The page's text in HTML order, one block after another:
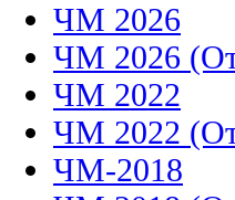
ЧМ 2026
ЧМ 2026
ЧМ 2022
ЧМ 2022
ЧМ-2018